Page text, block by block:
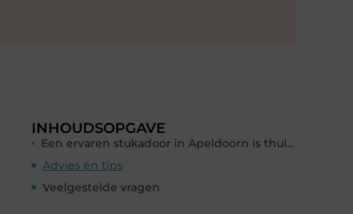
INHOUDSOPGAVE
Een ervaren stukadoor in Apeldoorn is thuis in alle soorten stucwerk
Advies en tips
Veelgestelde vragen